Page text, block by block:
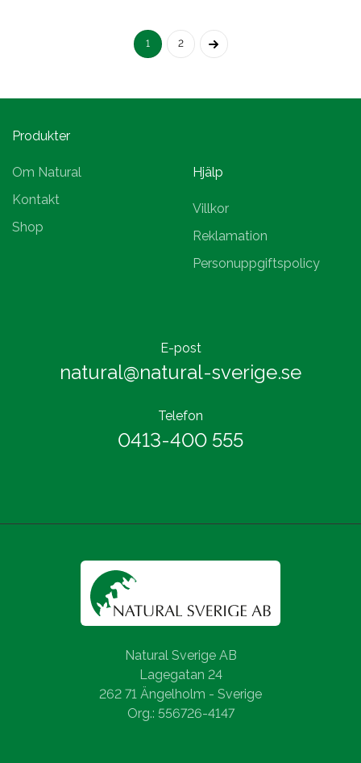
1 2
Produkter
Om Natural
Kontakt
Shop
Hjälp
Villkor
Reklamation
Personuppgiftspolicy
E-post
natural@natural-sverige.se
Telefon
0413-400 555
Natural Sverige AB
Lagegatan 24
262 71 Ängelholm - Sverige
Org.: 556726-4147